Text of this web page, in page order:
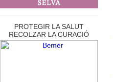
PROTEGIR LA SALUT
RECOLZAR LA CURACIÓ